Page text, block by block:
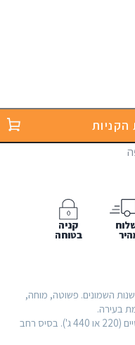
פשוטה, מוחה,
מתחברת במהירות למיכלי הברגה סטנדרטיים (220 או 440 ג'). בסיס רחב